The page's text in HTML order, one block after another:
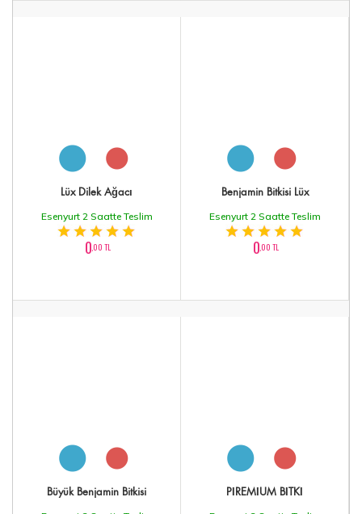
Lüx Dilek Ağacı
Esenyurt 2 Saatte Teslim
0,00 TL
Benjamin Bitkisi Lüx
Esenyurt 2 Saatte Teslim
0,00 TL
Büyük Benjamin Bitkisi PİREMİUM BİTKİ